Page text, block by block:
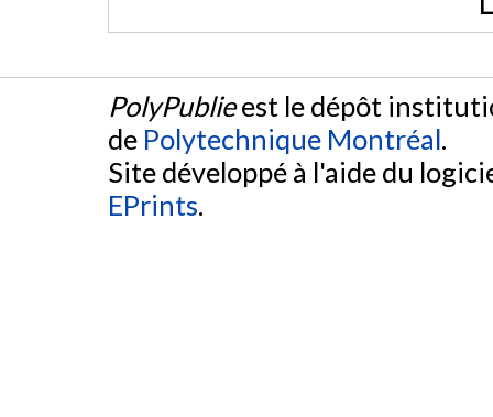
PolyPublieest le dépôt
de Polytechnique Montréal.
Site développé à l'aide du
EPrints.